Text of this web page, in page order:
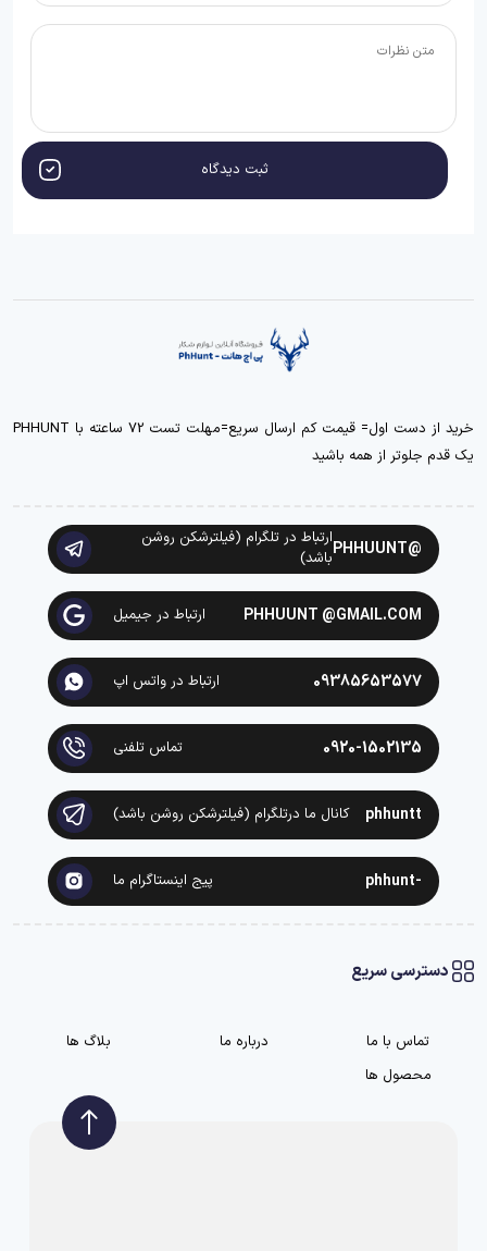
ثبت دیدگاه
خرید از دست اول= قیمت کم ارسال سریع=مهلت تست 72 ساعته با PHHUNT
یک قدم جلوتر از همه باشید
@PHHUUNT
ارتباط در تلگرام (فیلترشکن روشن
باشد)
PHHUUNT @GMAIL.COM ارتباط در جیمیل
09385653577 ارتباط در واتس اپ
0920-1502135 تماس تلفنی
phhuntt کانال ما درتلگرام (فیلترشکن روشن باشد)
-phhunt پیج اینستاگرام ما
دسترسی سریع
تماس با ما درباره ما
بلاگ ها
محصول ها